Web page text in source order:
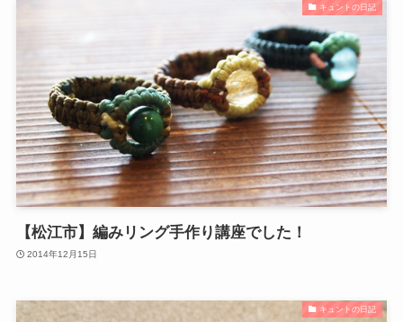
キュントの日記
【松江市】編みリング手作り講座でした！
2014年12月15日
キュントの日記